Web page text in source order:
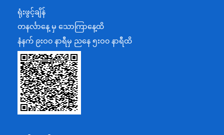
အပြည်ပြည်ဆိုင်ရာပူးပေါင်းဆောင်ရွက်ရေးဝန်ကြီးဌာန
ပြန်ကြားရေးဝန်ကြီးဌာန
သာသနာရေးနှင့် ယဉ်ကျေးမှုဝန်ကြီးဌာန
စိုက်ပျိုးရေး၊မွေးမြူရေးနှင့်ဆည်မြောင်းဝန်ကြီးဌာန
ပို့ဆောင်ရေးနှင့်ဆက်သွယ်ရေးဝန်ကြီးဌာန
သယံဇာတနှင့်ပတ်ဝန်းကျင်ထိန်းသိမ်းရေးဝန်ကြီးဌာန
ရုံးဖွင့်ချိန်
တနင်္လာနေ့ မှ သောကြာနေ့ထိ
နံနက် ၉းဝ၀ နာရီမှ ညနေ ၅းဝ၀ နာရီထိ